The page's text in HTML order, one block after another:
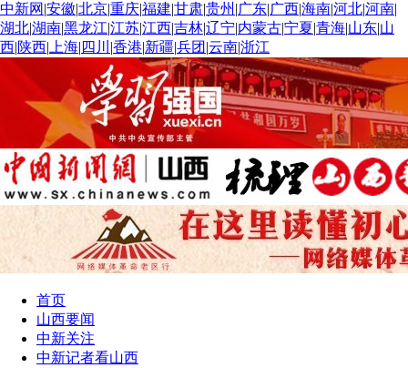
中新网 |安徽|北京|重庆|福建|甘肃|贵州 |广东|广西|海南|河北|河南|
湖北|湖南|黑龙江|江苏|江西|吉林|辽宁|内蒙古|宁夏|青海|山东|山
西|陕西| 上海| 四川 |香港|新疆|兵团 |云南|浙江
首页
山西要闻
中新关注
中新记者看山西